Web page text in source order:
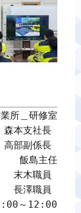
所＿研修室
森本支社長
高部副係長
飯島主任
末木職員
長澤職員
～12:00